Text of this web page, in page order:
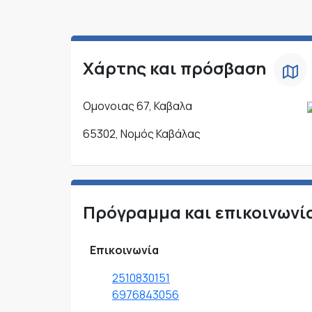
Χάρτης και πρόσβαση
Ομονοιας 67, Καβαλα
65302, Νομός Καβάλας
Πρόγραμμα και
Επικοινωνία
2510830151
6976843056